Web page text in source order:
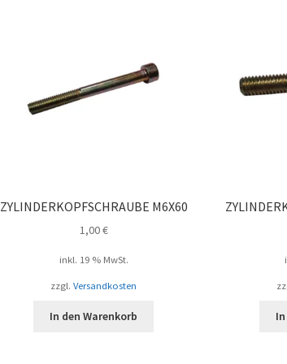
ZYLINDERKOPFSCHRAUBE M6X60
1,00€
inkl. 19 % MwSt.
zzgl.Versandkosten
In den Warenkorb